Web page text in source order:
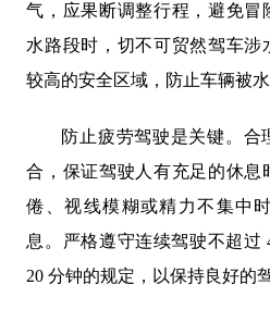
气，应果断调整行程，避免冒
水路段时，切不可贸然驾车涉
较高的安全区域，防止车辆被水
防止疲劳驾驶是关键。合
合，保证驾驶人有充足的休息
倦、视线模糊或精力不集中
息。严格遵守连续驾驶不超过
20 分钟的规定，以保持良好的